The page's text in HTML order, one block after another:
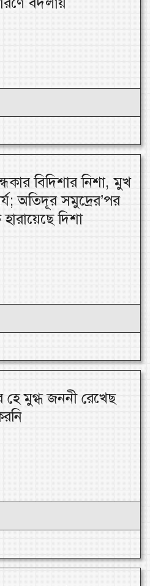
বিদিশার নিশা, মুখ
অতিদূর সমুদ্রের’পর
দিশা
হে মুগ্ধ জননী রেখেছ